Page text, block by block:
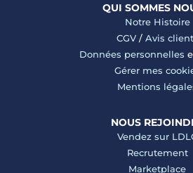
QUI SOMMES
Notre Histoire
CGV/ Avis
Données personnelles
Gérer mes
Mentions
NOUS
Vendez sur
Recrutement
Marketplace